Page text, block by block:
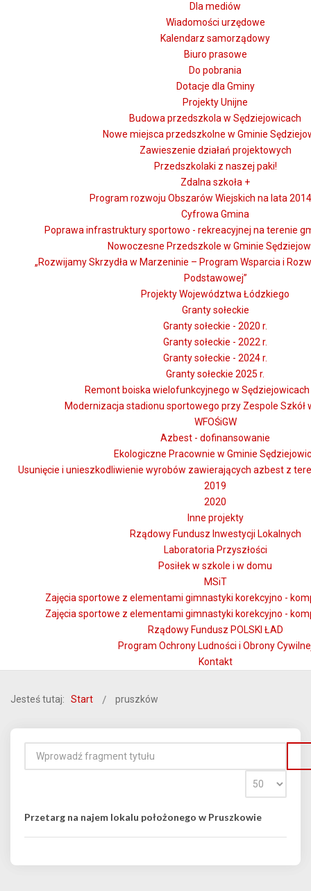
Dla mediów
Wiadomości urzędowe
Kalendarz samorządowy
Biuro prasowe
Do pobrania
Dotacje dla Gminy
Projekty Unijne
Budowa przedszkola w Sędziejowicach
Nowe miejsca przedszkolne w Gminie
Zawieszenie działań projektowych
Przedszkolaki z naszej paki!
Zdalna szkoła +
Program rozwoju Obszarów Wiejskich na lata
Cyfrowa Gmina
Poprawa infrastruktury sportowo - rekreacyjnej na terenie
Nowoczesne Przedszkole w Gminie
„Rozwijamy Skrzydła w Marzeninie – Program Wsparcia i
Podstawowej”
Projekty Województwa Łódzkiego
Granty sołeckie
Granty sołeckie - 2020 r.
Granty sołeckie - 2022 r.
Granty sołeckie - 2024 r.
Granty sołeckie 2025 r.
Remont boiska wielofunkcyjnego w Sędziejowicach
Modernizacja stadionu sportowego przy Zespole Szkół
WFOŚiGW
Azbest - dofinansowanie
Ekologiczne Pracownie w Gminie
Usunięcie i unieszkodliwienie wyrobów zawierających azbest z
2019
2020
Inne projekty
Rządowy Fundusz Inwestycji Lokalnych
Laboratoria Przyszłości
Posiłek w szkole i w domu
MSiT
Zajęcia sportowe z elementami gimnastyki korekcyjno -
Zajęcia sportowe z elementami gimnastyki korekcyjno -
Rządowy Fundusz POLSKI ŁAD
Program Ochrony Ludności i Obrony
Kontakt
Jesteś tutaj: Start pruszków
Przetarg na najem lokalu położonego w Pruszkowie